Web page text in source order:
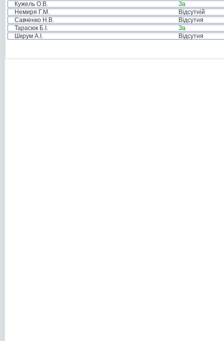
Кужель О.В.
За
Немиря Г.М.
Відсутній
Савченко Н.В.
Відсутня
Тарасюк Б.І.
За
Шкрум А.І.
Відсутня